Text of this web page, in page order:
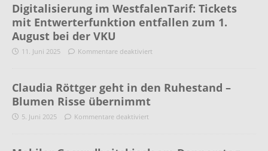
Digitalisierung im WestfalenTarif: Tickets
mit Entwerterfunktion entfallen zum 1.
August bei der VKU
11. Juni 2025 Kommentare deaktiviert
Claudia Röttger geht in den Ruhestand –
Blumen Risse übernimmt
5. Juni 2025 Kommentare deaktiviert